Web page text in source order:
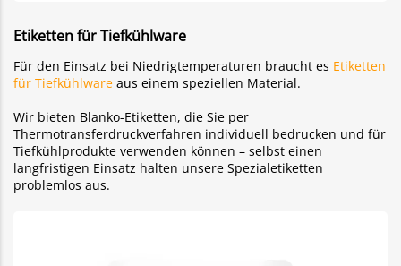
Etiketten für Tiefkühlware
Für den Einsatz bei Niedrigtemperaturen braucht es Etiketten
für Tiefkühlware aus einem speziellen Material.
Wir bieten Blanko-Etiketten, die Sie per
Thermotransferdruckverfahren individuell bedrucken und für
Tiefkühlprodukte verwenden können – selbst einen
langfristigen Einsatz halten unsere Spezialetiketten
problemlos aus.